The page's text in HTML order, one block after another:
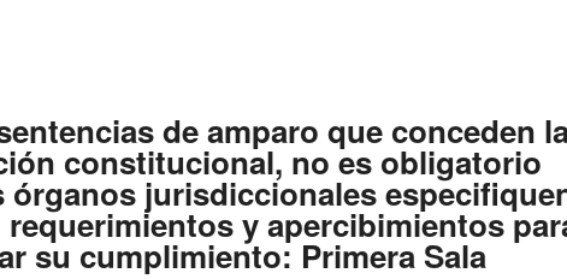
de amparo que conceden
constitucional, no es obligatorio
órganos jurisdiccionales
requerimientos y apercibimientos
su cumplimiento: Primera Sala